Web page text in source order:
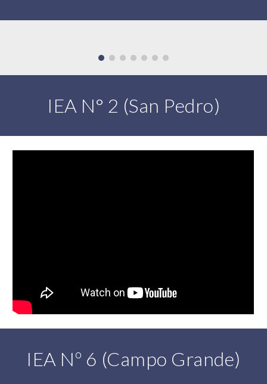
IEA N° 2 (San Pedro)
IEA Nº 6 (Campo Grande)